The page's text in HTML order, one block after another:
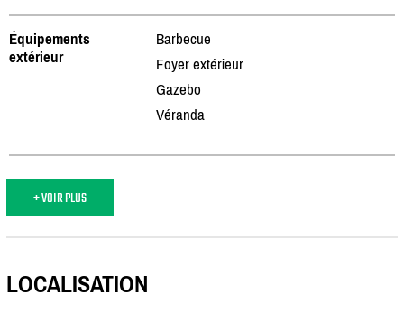
Équipements
extérieur
Barbecue
Foyer extérieur
Gazebo
Véranda
+ VOIR PLUS
LOCALISATION